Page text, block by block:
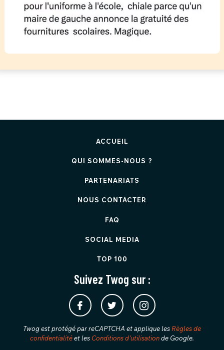
ACCUEIL
QUI SOMMES-NOUS ?
PARTENARIATS
NOUS CONTACTER
FAQ
SOCIAL MEDIA
TOP 100
Suivez Twog sur :
Twog est protégé par reCAPTCHA et applique les Règles de
confidentialitéet les Conditions d'utilisationde Google.